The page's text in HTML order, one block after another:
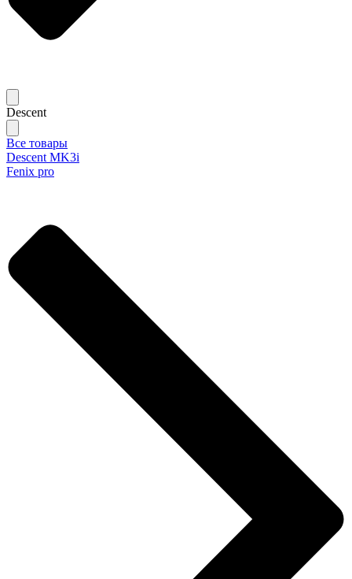
Descent
Все товары
Descent MK3i
Fenix pro